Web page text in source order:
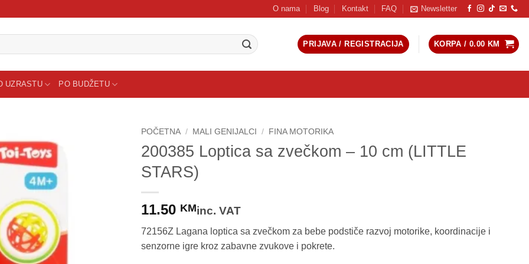
O nama Blog Kontakt FAQ Newsletter
PRIJAVA / REGISTRACIJA KORPA / 0.00 KM
UZRASTU PO BUDŽETU
POČETNA / MALI GENIJALCI / FINA MOTORIKA
200385 Loptica sa zvečkom – 10 cm (LITTLE
STARS)
11.50 KMinc. VAT
72156Z Lagana loptica sa zvečkom za bebe podstiče razvoj motorike, koordinacije i
senzorne igre kroz zabavne zvukove i pokrete.